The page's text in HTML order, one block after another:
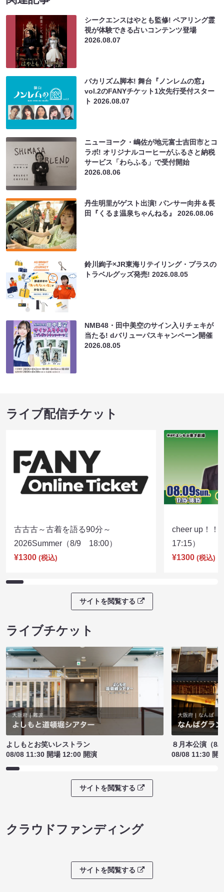
シークエンスはやとも監修! ペアリング霊
視が体験できる占いコンテンツ登場
2026.08.07
バカリズム脚本! 舞台『ノンレムの窓』
vol.2のFANYチケット1次先行受付スター
ト2026.08.07
ニューヨーク・嶋佐が地元富士吉田市とコ
ラボ! オリジナルコーヒーがふるさと納税
サービス「わらふる」で受付開始
2026.08.06
丹生明里がゲスト出演! パンサー向井＆長
田『くるま温泉ちゃんねる』2026.08.06
鈴川絢子×JR東海リテイリング・プラスの
トラベルグッズ発売!2026.08.05
NMB48・田中美空のサイン入りチェキが
当たる! dバリューパスキャンペーン開催
2026.08.05
ライブ配信チケット
古古古～古着を語る90分～
2026Summer（8/9 18:00）
¥1300 (税込)
cheer up！
17:15）
¥1300 (税込)
サイトを閲覧する
ライブチケット
よしもとお笑いレストラン
08/08 11:30 開場 12:00 開演
８月本公演（8/
08/08 11:30 開
サイトを閲覧する
クラウドファンディング
サイトを閲覧する